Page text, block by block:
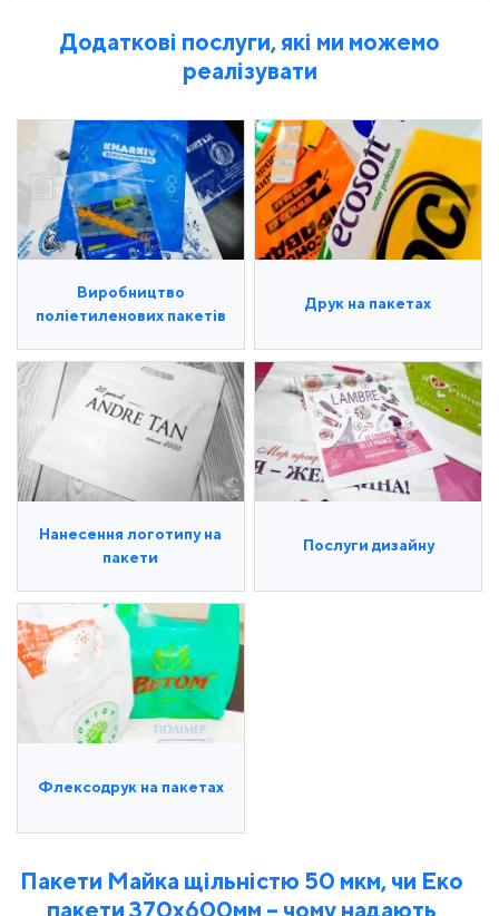
Додаткові послуги, які ми можемо
реалізувати
Виробництво
поліетиленових пакетів
Друк на пакетах
Нанесення логотипу на
пакети
Послуги дизайну
Флексодрук на пакетах
Пакети Майка щільністю 50 мкм, чи Еко
пакети 370х600мм – чому надають